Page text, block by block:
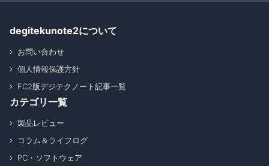
degitekunote2について
お問い合わせ
個人情報保護方針
FC2版デジテクノート記事一覧
カテゴリ一覧
製品レビュー
コラム＆ライフログ
PC・ソフトウェア